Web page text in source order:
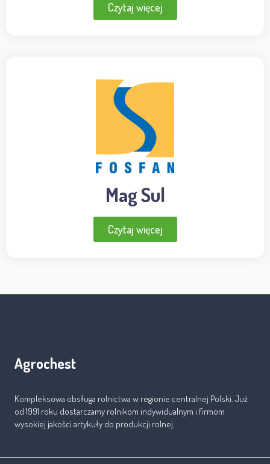
Czytaj więcej
Mag Sul
Czytaj więcej
Agrochest
Kompleksowa obsługa rolnictwa w regionie centralnej Polski. Już
od 1991 roku dostarczamy rolnikom indywidualnym i firmom
wysokiej jakości artykuły do produkcji rolnej.